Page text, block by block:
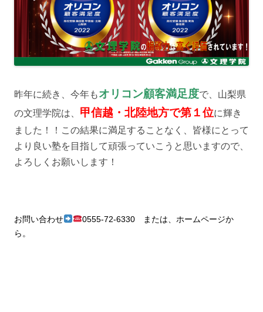
昨年に続き、今年もオリコン顧客満足度で、山梨県
の文理学院は、 甲信越・北陸地方で第１位に輝き
ました！！この結果に満足することなく、皆様にとって
より良い塾を目指して頑張っていこうと思いますので、
よろしくお願いします！
お問い合わせ
0555-72-6330 または、ホームページか
ら。